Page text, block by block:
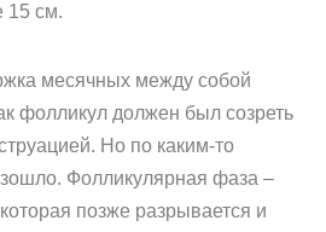
15 см.
месячных между собой
фолликул должен был созреть
Но по каким-то
Фолликулярная фаза –
позже разрывается и